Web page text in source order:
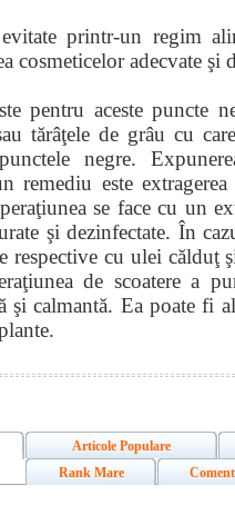
printr-un regim
cosmeticelor adecvate şi
pentru aceste puncte
tărâţele de grâu cu
negre.
remediu este
se face cu un
şi dezinfectate. În
respective cu ulei călduţ
de scoatere a
şi calmantă. Ea poate fi
Articole Populare
Rank Mare